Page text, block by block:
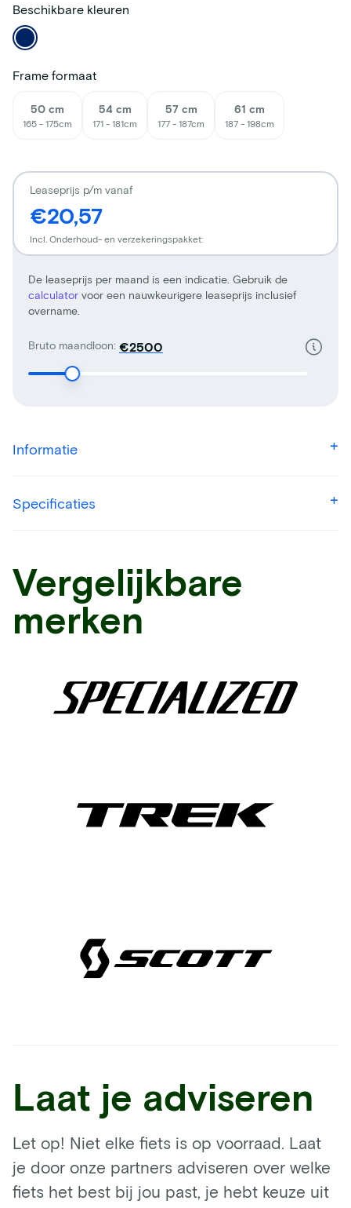
Beschikbare kleuren
Frame formaat
50 cm
165 - 175cm
54 cm
171 - 181cm
57 cm
177 - 187cm
61 cm
187 - 198cm
Bruto maandloon: €
De leaseprijs per maand is een indicatie. Gebruik de
calculator voor een nauwkeurigere leaseprijs inclusief
overname.
Leaseprijs p/m vanaf
€20,57
Incl. Onderhoud- en verzekeringspakket:
Informatie
Specificaties
Vergelijkbare
merken
Laat je adviseren
Let op! Niet elke fiets is op voorraad. Laat
je door onze partners adviseren over welke
fiets het best bij jou past, je hebt keuze uit